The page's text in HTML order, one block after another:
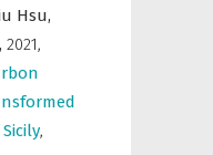
Hsu,
2021,
,